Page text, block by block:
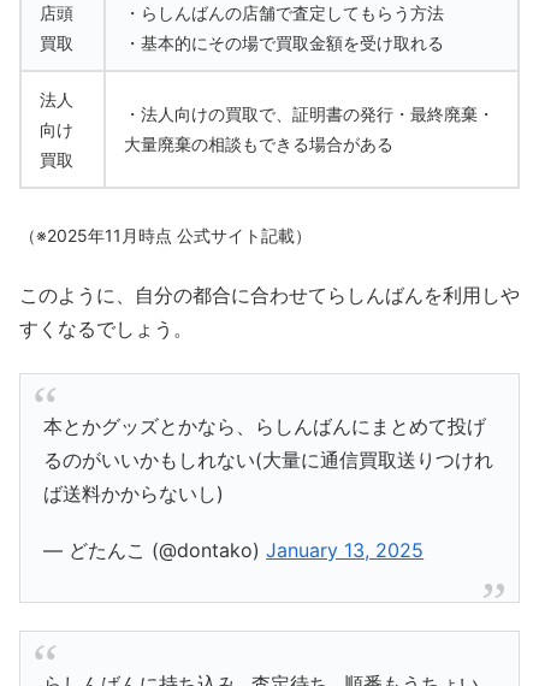
店頭
買取
・らしんばんの店舗で査定してもらう方法
・基本的にその場で買取金額を受け取れる
法人
向け
買取
・法人向けの買取で、証明書の発行・最終廃棄・
大量廃棄の相談もできる場合がある
（※2025年11月時点 公式サイト記載）
このように、自分の都合に合わせてらしんばんを利用しや
すくなるでしょう。
本とかグッズとかなら、らしんばんにまとめて投げ
るのがいいかもしれない(大量に通信買取送りつけれ
ば送料かからないし)
— どたんこ (@dontako)January 13, 2025